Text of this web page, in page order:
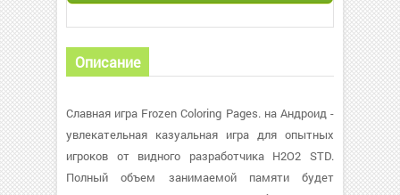
Описание
Славная игра Frozen Coloring Pages. на Андроид -
увлекательная казуальная игра для опытных
игроков от видного разработчика H2O2 STD.
Полный объем занимаемой памяти будет